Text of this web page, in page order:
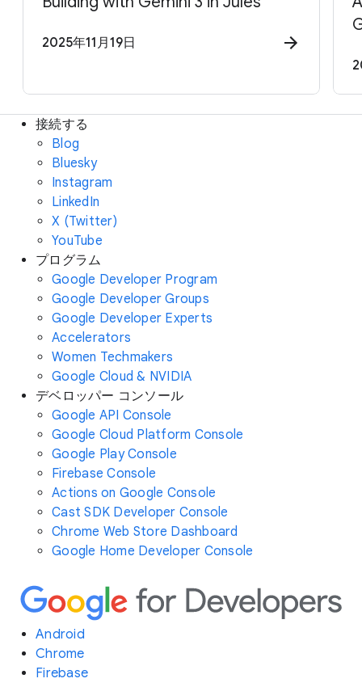
2025年11月19日
接続する
Blog
Bluesky
Instagram
LinkedIn
X (Twitter)
YouTube
プログラム
Google Developer Program
Google Developer Groups
Google Developer Experts
Accelerators
Women Techmakers
Google Cloud & NVIDIA
デベロッパー コンソール
Google API Console
Google Cloud Platform Console
Google Play Console
Firebase Console
Actions on Google Console
Cast SDK Developer Console
Chrome Web Store Dashboard
Google Home Developer Console
Android
Chrome
Firebase